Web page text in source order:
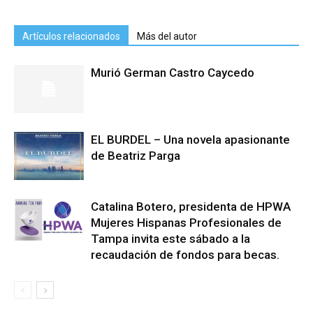
Artículos relacionados Más del autor
Murió German Castro Caycedo
EL BURDEL – Una novela apasionante
de Beatriz Parga
Catalina Botero, presidenta de HPWA
Mujeres Hispanas Profesionales de
Tampa invita este sábado a la
recaudación de fondos para becas.